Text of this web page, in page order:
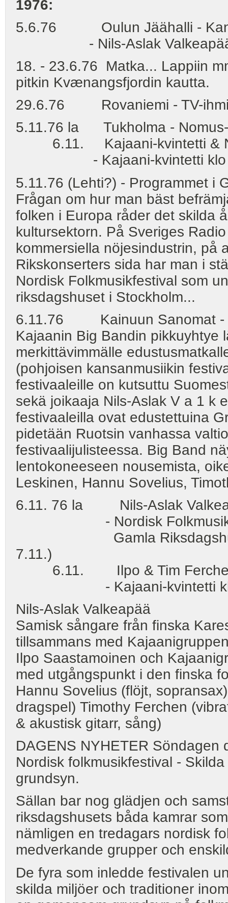
1976:
5.6.76 Oulun Jäähalli -
- Nils-Aslak Valkeapää
18. - 23.6.76 Matka... Lappiin
pitkin Kvænangsfjordin kautta.
29.6.76 Rovaniemi - TV-
5.11.76 la Tukholma -
6.11. Kajaani-kvintetti &
- Kajaani-kvintetti klo
5.11.76 (Lehti?) - Programmet i
Frågan om hur man bäst
folken i Europa råder det skilda
kultursektorn. På Sveriges
kommersiella nöjesindustrin, på
Rikskonserters sida har man i
Nordisk Folkmusikfestival som
riksdagshuset i Stockholm...
6.11.76 Kainuun Sanomat -
Kajaanin Big Bandin pikkuyhtye
merkittävimmälle
(pohjoisen kansanmusiikin
festivaaleille on kutsuttu
sekä joikaaja Nils-Aslak V a 1 k
festivaaleilla ovat edustettuina
pidetään Ruotsin vanhassa
festivaalijulisteessa. Big Band
lentokoneeseen nousemista,
Leskinen, Hannu Sovelius,
6.11. 76 la Nils-Aslak
- Nordisk Folkmusik -
Gamla Riksdagshuset
7.11.)
6.11. Ilpo & Tim Ferchen
- Kajaani-kvintetti
Nils-Aslak Valkeapää
Samisk sångare från finska
tillsammans med
Ilpo Saastamoinen och
med utgångspunkt i den finska
Hannu Sovelius (flöjt,
dragspel) Timothy Ferchen
& akustisk gitarr, sång)
DAGENS NYHETER Söndagen
Nordisk folkmusikfestival -
grundsyn.
Sällan bar nog glädjen och
riksdagshusets båda kamrar
nämligen en tredagars nordisk
medverkande grupper och
De fyra som inledde festivalen
skilda miljöer och traditioner